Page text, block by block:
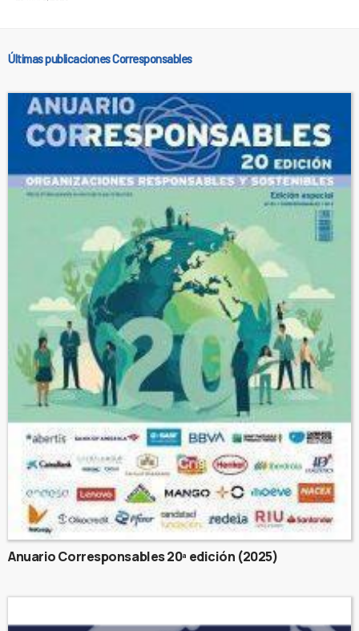
Últimas publicaciones Corresponsables
Anuario Corresponsables 20ª edición (2025)